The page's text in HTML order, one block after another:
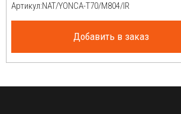
Артикул:
Добавить в заказ